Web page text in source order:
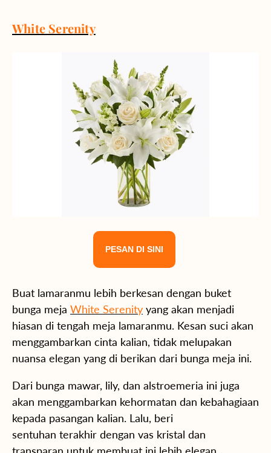
White Serenity
PESAN DI SINI
Buat lamaranmu lebih berkesan dengan buket
bunga meja White Serenity yang akan menjadi
hiasan di tengah meja lamaranmu. Kesan suci akan
menggambarkan cinta kalian, tidak melupakan
nuansa elegan yang di berikan dari bunga meja ini.
Dari bunga mawar, lily, dan alstroemeria ini juga
akan menggambarkan kehormatan dan kebahagiaan
kepada pasangan kalian. Lalu, beri
sentuhan terakhir dengan vas kristal dan